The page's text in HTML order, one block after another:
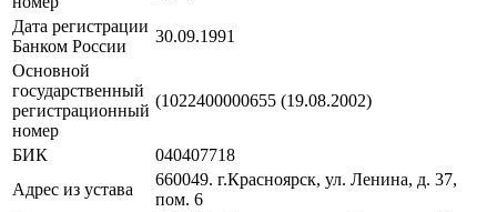
Дата регистрации
Банком России
30.09.1991
Основной
государственный
регистрационный
номер
(1022400000655 (19.08.2002)
БИК
040407718
Адрес из устава
660049. г.Красноярск, ул. Ленина, д. 37,
пом. 6